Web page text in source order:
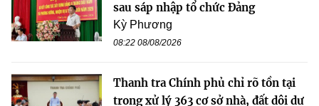
sau sáp nhập tổ chức Đảng
Kỳ Phương
08:22 08/08/2026
Thanh tra Chính phủ chỉ rõ tồn tại
trong xử lý 363 cơ sở nhà, đất dôi dư